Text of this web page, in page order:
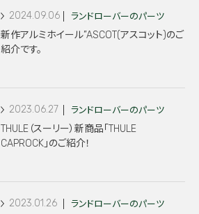
2024.09.06 ランドローバーのパーツ
新作アルミホイール”ASCOT(アスコット)のご
紹介です。
2023.06.27 ランドローバーのパーツ
THULE（スーリー）新商品「THULE
CAPROCK」のご紹介！
2023.01.26 ランドローバーのパーツ